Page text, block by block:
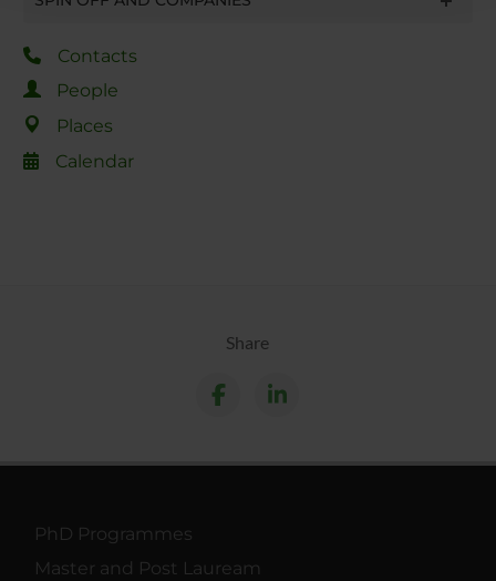
Contacts
People
Places
Calendar
Share
PhD Programmes
Master and Post Lauream